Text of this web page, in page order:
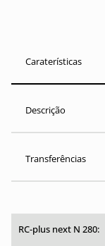
Caraterísticas
Descrição
Transferências